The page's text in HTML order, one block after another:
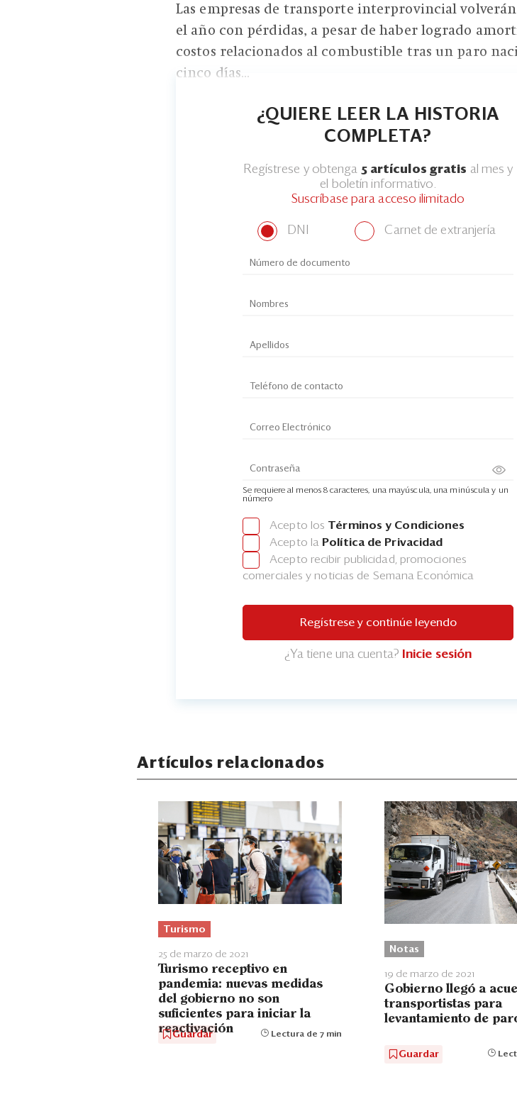
Las empresas de transporte interprovincial
el año con pérdidas, a pesar de haber logrado
costos relacionados al combustible tras un paro
cinco días...
¿QUIERE LEER LA HISTORIA
COMPLETA?
Regístrese y obtenga 5 artículos gratis al mes y
el boletín informativo.
Suscríbase para acceso ilimitado
DNI Carnet de extranjería
Se requiere al menos 8 caracteres, una mayúscula, una minúscula y un
número
Acepto los Términos y Condiciones
Acepto la Política de Privacidad
Acepto recibir publicidad, promociones
comerciales y noticias de Semana Económica
Regístrese y continúe leyendo
¿Ya tiene una cuenta? Inicie sesión
Artículos relacionados
Turismo
25 de marzo de 2021
Turismo receptivo en
pandemia: nuevas medidas
del gobierno no son
suficientes para iniciar la
reactivación
Guardar Lectura de 7 min
Notas
19 de marzo de 2021
Gobierno llegó a
transportistas para
levantamiento de
Guardar